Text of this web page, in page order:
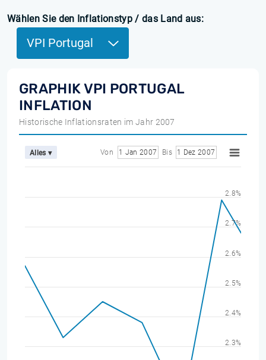
Wählen Sie den Inflationstyp / das Land aus:
VPI Portugal
GRAPHIK VPI PORTUGAL
INFLATION
Historische Inflationsraten im Jahr 2007
Alles ▾ Von 1 Jan 2007 Bis 1 Dez 2007
2.3%
2.4%
2.5%
2.6%
2.7%
2.8%